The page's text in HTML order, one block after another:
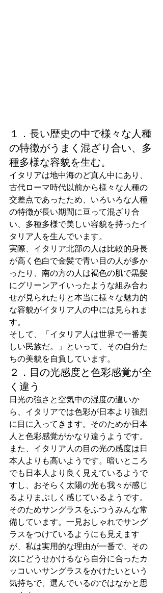
１．長い歴史の中で様々な人種
の特徴がうまく混ざり合い、多
種多様な容貌を生む。
イタリアは地中海のど真ん中にあり、
古代ローマ時代以前から様々な人種の
交差点であったため、いろいろな人種
の特徴が長い期間に亘って混ざり合
い、多種多様で美しい容貌を持ったイ
タリア人を生んでいます。
実際、イタリア北部の人は比較的身長
が高く色白で金髪で青い目の人が多か
ったり、南の方の人は褐色の肌で黒髪
にグリーンアイいったような組み合わ
せが見られたりと本当に様々な魅力的
な容貌がイタリア人の中には見られま
す。
そして、「イタリア人は世界で一番美
しい民族だ。」といって、その自分た
ちの美貌を自負しています。
２．目の光感度と色彩感覚が全
く違う
日光の強さと空気中の湿度の違いか
ら、イタリアでは色彩が日本より強烈
に目に入ってきます。そのためか日本
人と色彩感覚がかなり違うようです。
また、イタリア人の目の光の感度は日
本人よりも高いようです。暗いところ
でも日本人より良く見えているようで
すし、おそらく太陽の光も我々が感じ
るよりまぶしく感じているようです。
そのためサングラスをふつうみんな常
備しています。一見おしゃれでサング
ラスをつけているようにも見えます
が、私は実用的な理由が一番で、その
次にどうせかけるなら自分に合ったカ
ッコいいサングラスをかけたいという
気持ちで、選んでいるのではなかと思